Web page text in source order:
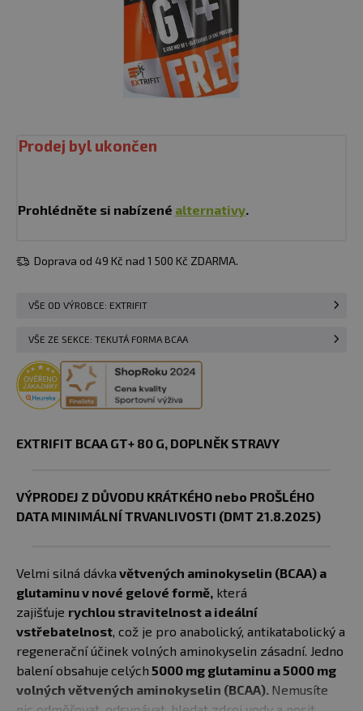
Prodej byl ukončen
Prohlédněte si nabízené alternativy.
Doprava od 49 Kč nad 1 500 Kč ZDARMA.
VŠE OD VÝROBCE: EXTRIFIT
VŠE ZE SEKCE: TEKUTÁ FORMA BCAA
EXTRIFIT BCAA GT+ 80 G, DOPLNĚK STRAVY
VÝPRODEJ Z DŮVODU KRÁTKÉHO nebo PROŠLÉHO
DATA MINIMÁLNÍ TRVANLIVOSTI (DMT 21.8.2025)
Velmi silná dávka větvených aminokyselin (BCAA) a
glutaminu v nové gelové formě, která
zajišťuje rychlou stravitelnost a ideální
vstřebatelnost, což je pro anabolický, antikatabolický a
regenerační účinek volných aminokyselin zásadní. Jedno
balení obsahuje celých 5000 mg glutaminu a 5000 mg
volných větvených aminokyselin (BCAA). Nemusíte